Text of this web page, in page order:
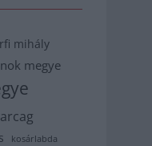
mihály
megye
kosárlabda